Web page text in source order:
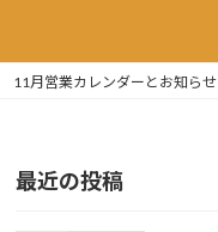
11月営業カレンダーとお知らせ
最近の投稿